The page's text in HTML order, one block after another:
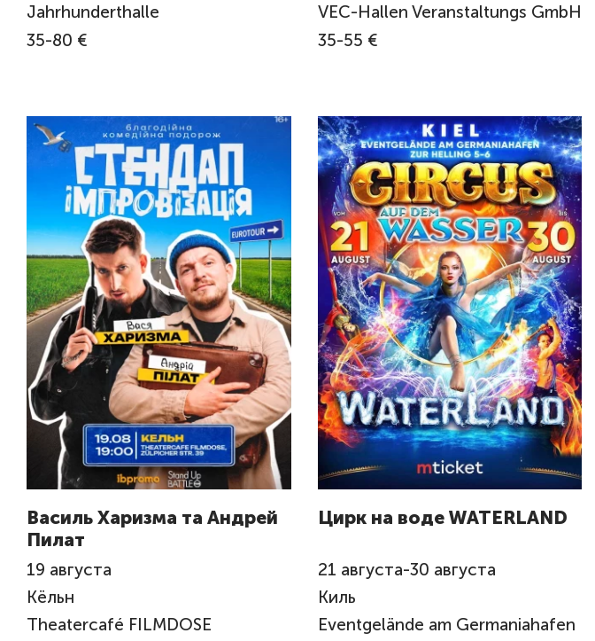
Jahrhunderthalle
35-80 €
VEC-Hallen Veranstaltungs GmbH
35-55 €
Василь Харизма та Андрeй
Пилат
19 августа
Кёльн
Theatercafé FILMDOSE
Цирк на воде WATERLAND
21 августа-30 августа
Киль
Eventgelände am Germaniahafen